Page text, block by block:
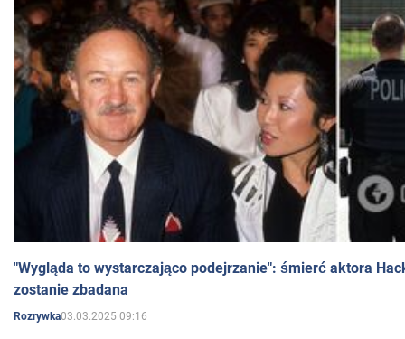
"Wygląda to wystarczająco podejrzanie": śmierć aktora
zostanie zbadana
Rozrywka03.03.2025 09:16